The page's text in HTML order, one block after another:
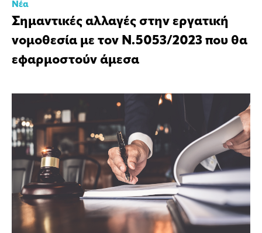
Νέα
Σημαντικές αλλαγές στην εργατική
νομοθεσία με τον Ν.5053/2023 που θα
εφαρμοστούν άμεσα